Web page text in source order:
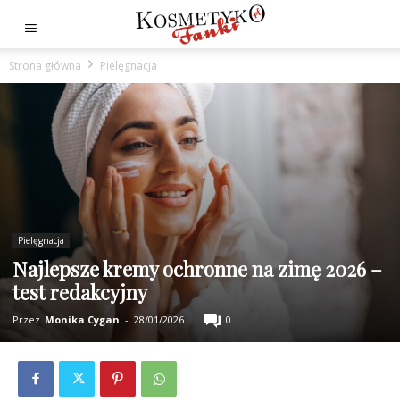
Strona główna Pielęgnacja
Pielęgnacja
Najlepsze kremy ochronne na zimę 2026 –
test redakcyjny
Przez Monika Cygan - 28/01/2026 0